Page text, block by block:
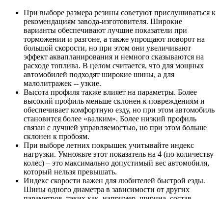
При выборе размера резины советуют прислушиваться к
рекомендациям завода-изготовителя. Широкие
варианты обеспечивают лучшие показатели при
торможении и разгоне, а также упрощают поворот на
большой скорости, но при этом они увеличивают
эффект аквапланирования и немного сказываются на
расходе топлива. В целом считается, что для мощных
автомобилей подходят широкие шины, а для
малолитражек -- узкие.
Высота профиля также влияет на параметры. Более
высокий профиль меньше склонен к повреждениям и
обеспечивает комфортную езду, но при этом автомобиль
становится более «валким». Более низкий профиль
связан с лучшей управляемостью, но при этом больше
склонен к пробоям.
При выборе летних покрышек учитывайте индекс
нагрузки. Умножьте этот показатель на 4 (по количеству
колес) – это максимально допустимый вес автомобиля,
который нельзя превышать.
Индекс скорости важен для любителей быстрой езды.
Шины одного диаметра в зависимости от других